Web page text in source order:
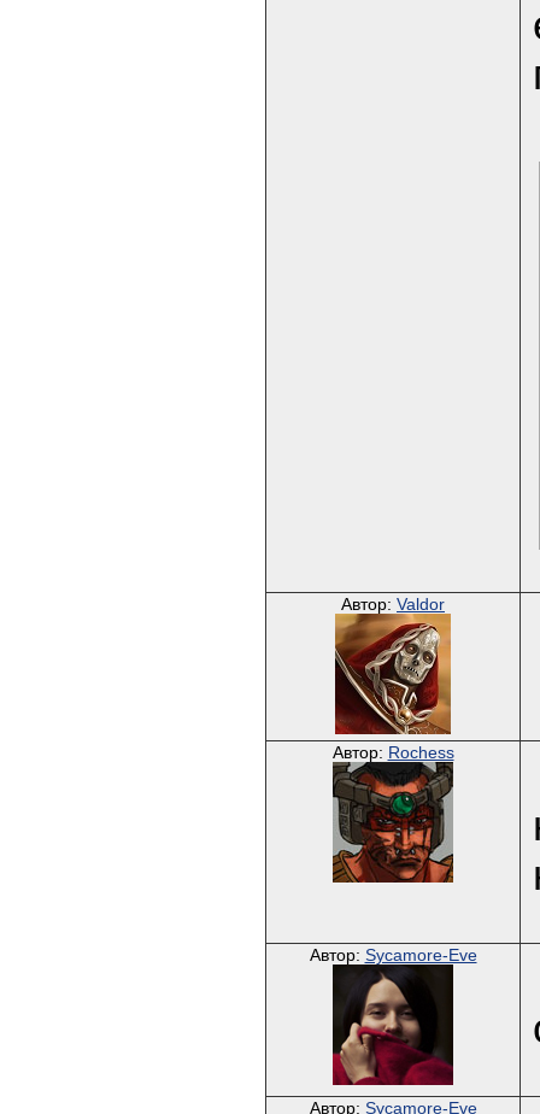
Автор: Valdor
Автор: Rochess
Автор: Sycamore-Eve
Автор: Sycamore-Eve